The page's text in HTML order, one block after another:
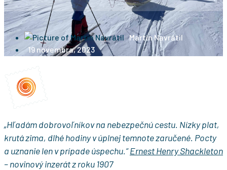
Martin Navrátil
19 novembra, 2023
„Hľadám dobrovoľníkov na nebezpečnú cestu. Nízky plat,
krutá zima, dlhé hodiny v úplnej temnote zaručené. Pocty
a uznanie len v prípade úspechu.“Ernest Henry Shackleton
– novinový inzerát z roku 1907